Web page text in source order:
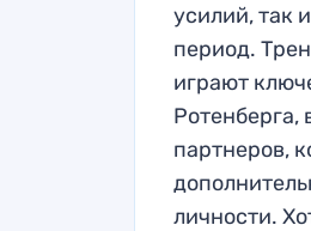
усилий, так
период.
играют
Ротенберга,
партнеров,
личности.